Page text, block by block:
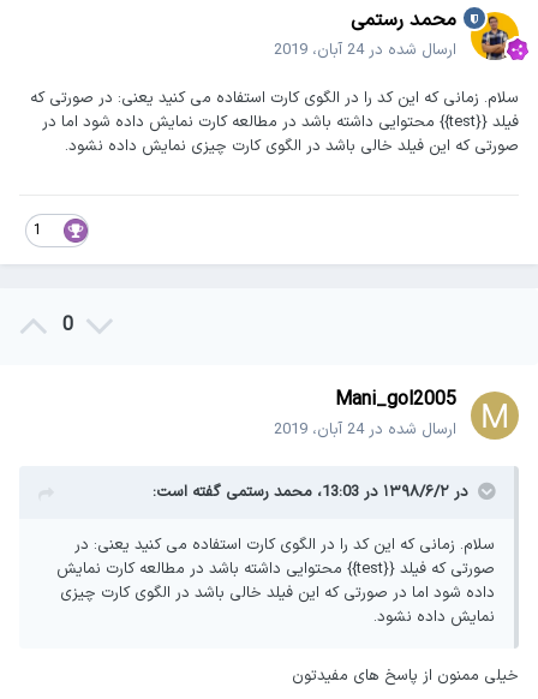
محمد رستمی
ارسال شده در24 آبان، 2019
سلام. زمانی که این کد را در الگوی کارت استفاده می کنید یعنی: در صورتی که
فیلد {{test}} محتوایی داشته باشد در مطالعه کارت نمایش داده شود اما در
صورتی که این فیلد خالی باشد در الگوی کارت چیزی نمایش داده نشود.
0
Mani_gol2005
ارسال شده در24 آبان، 2019
در ۱۳۹۸/۶/۲ در 13:03، محمد رستمیگفته است:
سلام. زمانی که این کد را در الگوی کارت استفاده می کنید یعنی: در
صورتی که فیلد {{test}} محتوایی داشته باشد در مطالعه کارت نمایش
داده شود اما در صورتی که این فیلد خالی باشد در الگوی کارت چیزی
نمایش داده نشود.
خیلی ممنون از پاسخ های مفیدتون